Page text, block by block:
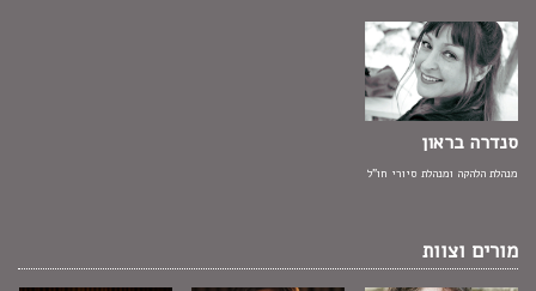
סנדרה בראון
מנהלת הלהקה ומנהלת סיורי חו"ל
​מורים וצוות